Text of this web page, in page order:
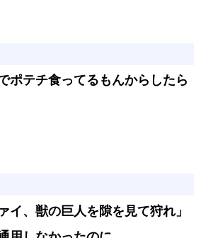
ポテチ食ってるもんからしたら
イ、獣の巨人を隙を見て狩れ」